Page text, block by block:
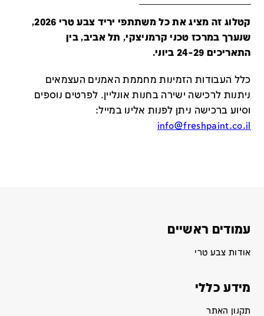
קטלוג זה מציג את כל משתתפי יריד צבע טרי 2026,
שנערך במרכז טכני קרמניצקי, תל אביב, בין
התאריכים 24-29 ביוני.
כלל העבודות הזמינות מחממת האמנים העצמאים
ניתנות לרכישה ישירה בחנות אונליין. לפרטים נוספים
וסיוע ברכישה ניתן לפנות אלינו במייל:
info@freshpaint.co.il
עמודים ראשיים
אודות צבע טרי
מידע כללי
תקנון האתר